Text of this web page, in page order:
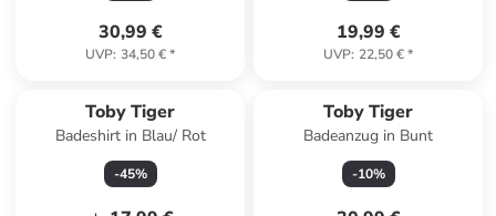
30,99 €
UVP: 34,50 €*
19,99 €
UVP: 22,50 €*
Toby Tiger
Badeshirt in Blau/ Rot
-45%
Toby Tiger
Badeanzug in Bunt
-10%